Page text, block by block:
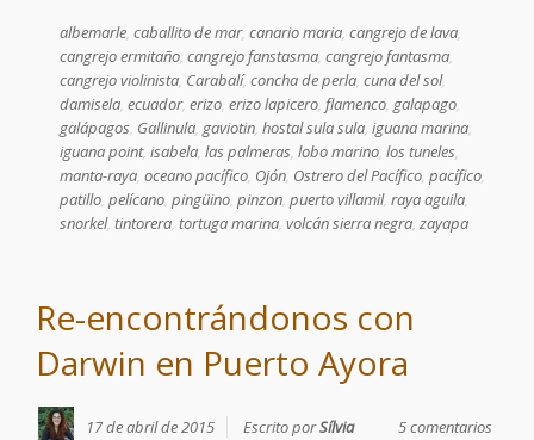
albemarle, caballito de mar, canario maria, cangrejo de lava,
cangrejo ermitaño, cangrejo fanstasma, cangrejo fantasma,
cangrejo violinista, Carabalí, concha de perla, cuna del sol,
damisela, ecuador, erizo, erizo lapicero, flamenco, galapago,
galápagos, Gallinula, gaviotin, hostal sula sula, iguana marina,
iguana point, isabela, las palmeras, lobo marino, los tuneles,
manta-raya, oceano pacífico, Ojón, Ostrero del Pacífico, pacífico,
patillo, pelícano, pingüino, pinzon, puerto villamil, raya aguila,
snorkel, tintorera, tortuga marina, volcán sierra negra, zayapa
Re-encontrándonos con
Darwin en Puerto Ayora
17 de abril de 2015 5 comentarios
Escrito porSílvia